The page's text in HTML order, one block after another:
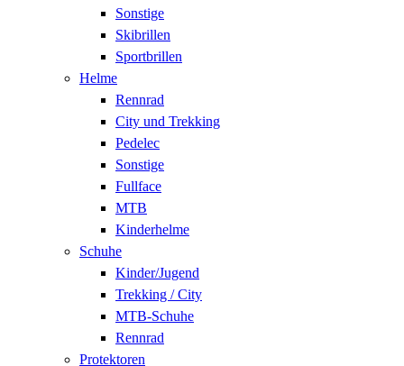
Sonstige
Skibrillen
Sportbrillen
Helme
Rennrad
City und Trekking
Pedelec
Sonstige
Fullface
MTB
Kinderhelme
Schuhe
Kinder/Jugend
Trekking / City
MTB-Schuhe
Rennrad
Protektoren